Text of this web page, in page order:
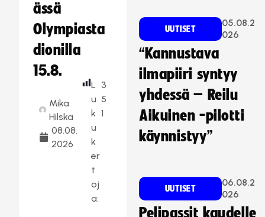
ässä
Olympiasta
dionilla
15.8.
Mika
Hilska
08.08.
2026
L
u
k
u
k
er
t
oj
a:
3
5
1
UUTISET
05.08.2
026
“Kannustava
ilmapiiri syntyy
yhdessä – Reilu
Aikuinen -pilotti
käynnistyy”
UUTISET
06.08.2
026
Pelipassit kaudelle